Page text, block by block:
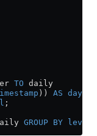
TO daily
)) AS day
;
GROUP BY level